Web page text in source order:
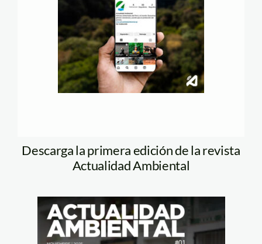
Descarga la primera edición de la revista
Actualidad Ambiental